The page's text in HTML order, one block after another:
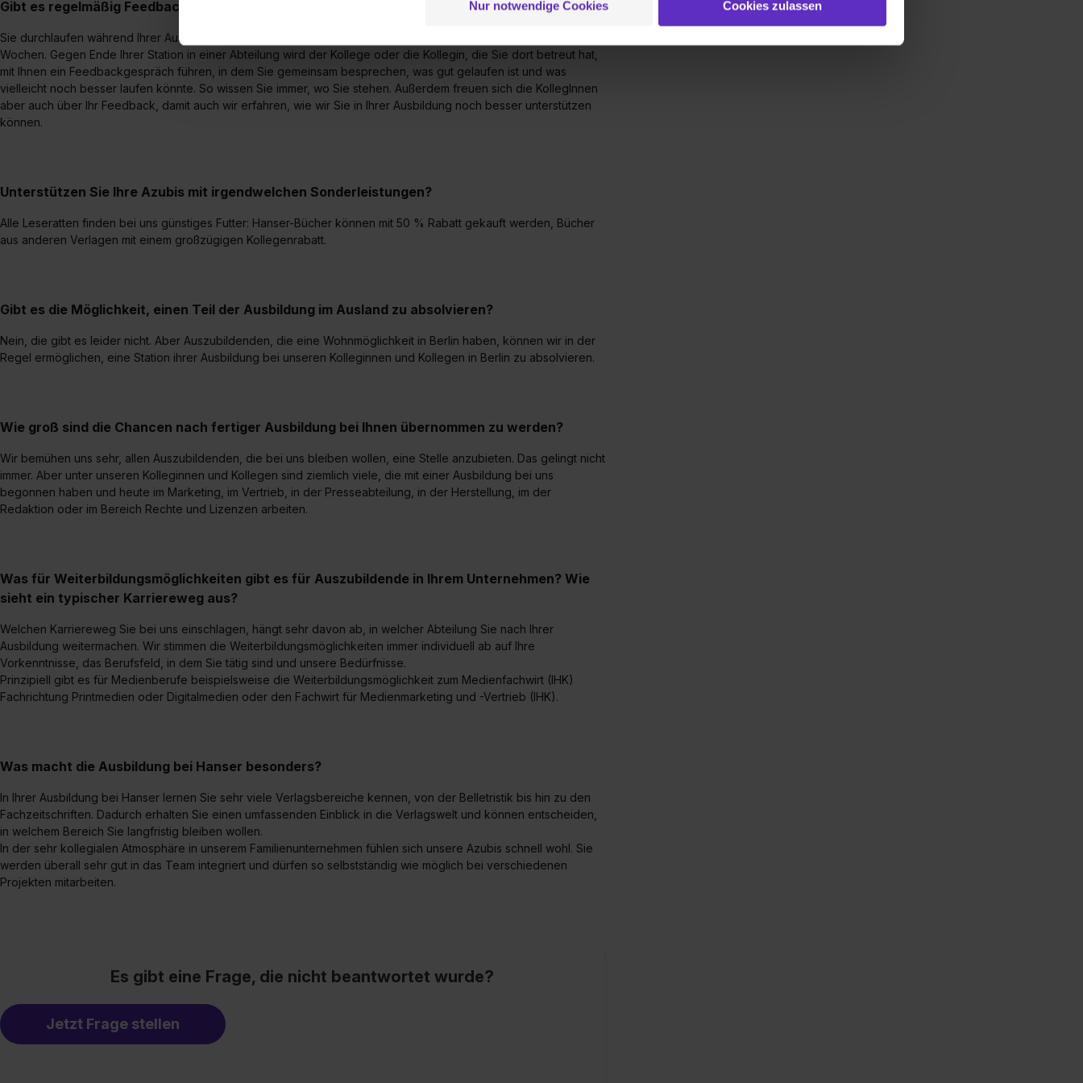
Erlaubnis hierfür kannst du auch später noch im Einzelfall bei dem jeweiligen Inhalt erteilen. Willst du nur bestimmte
Verwendungszwecke zulassen, triff deine Auswahl über die Checkboxen und klick auf „Auswahl erlauben“. Die
Einwilligung zur Platzierung von Cookies der Kategorien „Präferenzen“, „Statistiken“ und „Social Media und Marketing“
umfasst hierbei die Einwilligung zur Übermittlung deiner Daten in die USA (Art. 49 Abs. 1 S. 1 lit. a) DS-GVO). Die USA
„Details zeigen“. Weitere Informationen:Datenschutzerklärung
Nur notwendige Cookies Cookies zulassen
Gibt es regelmäßig Feedbackgespräche während der Ausbildung?
Sie durchlaufen während Ihrer Ausbildung alle wichtigen Abteilungen hier im Haus und bleiben dort ca. 6 bis 8
Wochen. Gegen Ende Ihrer Station in einer Abteilung wird der Kollege oder die Kollegin, die Sie dort betreut hat,
mit Ihnen ein Feedbackgespräch führen, in dem Sie gemeinsam besprechen, was gut gelaufen ist und was
vielleicht noch besser laufen könnte. So wissen Sie immer, wo Sie stehen. Außerdem freuen sich die KollegInnen
aber auch über Ihr Feedback, damit auch wir erfahren, wie wir Sie in Ihrer Ausbildung noch besser unterstützen
können.
Unterstützen Sie Ihre Azubis mit irgendwelchen Sonderleistungen?
Alle Leseratten finden bei uns günstiges Futter: Hanser-Bücher können mit 50 % Rabatt gekauft werden, Bücher
aus anderen Verlagen mit einem großzügigen Kollegenrabatt.
Gibt es die Möglichkeit, einen Teil der Ausbildung im Ausland zu absolvieren?
Nein, die gibt es leider nicht. Aber Auszubildenden, die eine Wohnmöglichkeit in Berlin haben, können wir in der
Regel ermöglichen, eine Station ihrer Ausbildung bei unseren Kolleginnen und Kollegen in Berlin zu absolvieren.
Wie groß sind die Chancen nach fertiger Ausbildung bei Ihnen übernommen zu werden?
Wir bemühen uns sehr, allen Auszubildenden, die bei uns bleiben wollen, eine Stelle anzubieten. Das gelingt nicht
immer. Aber unter unseren Kolleginnen und Kollegen sind ziemlich viele, die mit einer Ausbildung bei uns
begonnen haben und heute im Marketing, im Vertrieb, in der Presseabteilung, in der Herstellung, im der
Redaktion oder im Bereich Rechte und Lizenzen arbeiten.
Was für Weiterbildungsmöglichkeiten gibt es für Auszubildende in Ihrem Unternehmen? Wie
sieht ein typischer Karriereweg aus?
Welchen Karriereweg Sie bei uns einschlagen, hängt sehr davon ab, in welcher Abteilung Sie nach Ihrer
Ausbildung weitermachen. Wir stimmen die Weiterbildungsmöglichkeiten immer individuell ab auf Ihre
Vorkenntnisse, das Berufsfeld, in dem Sie tätig sind und unsere Bedürfnisse.
Prinzipiell gibt es für Medienberufe beispielsweise die Weiterbildungsmöglichkeit zum Medienfachwirt (IHK)
Fachrichtung Printmedien oder Digitalmedien oder den Fachwirt für Medienmarketing und -Vertrieb (IHK).
Was macht die Ausbildung bei Hanser besonders?
In Ihrer Ausbildung bei Hanser lernen Sie sehr viele Verlagsbereiche kennen, von der Belletristik bis hin zu den
Fachzeitschriften. Dadurch erhalten Sie einen umfassenden Einblick in die Verlagswelt und können entscheiden,
in welchem Bereich Sie langfristig bleiben wollen.
In der sehr kollegialen Atmosphäre in unserem Familienunternehmen fühlen sich unsere Azubis schnell wohl. Sie
werden überall sehr gut in das Team integriert und dürfen so selbstständig wie möglich bei verschiedenen
Projekten mitarbeiten.
Es gibt eine Frage, die nicht beantwortet wurde?
Jetzt Frage stellen